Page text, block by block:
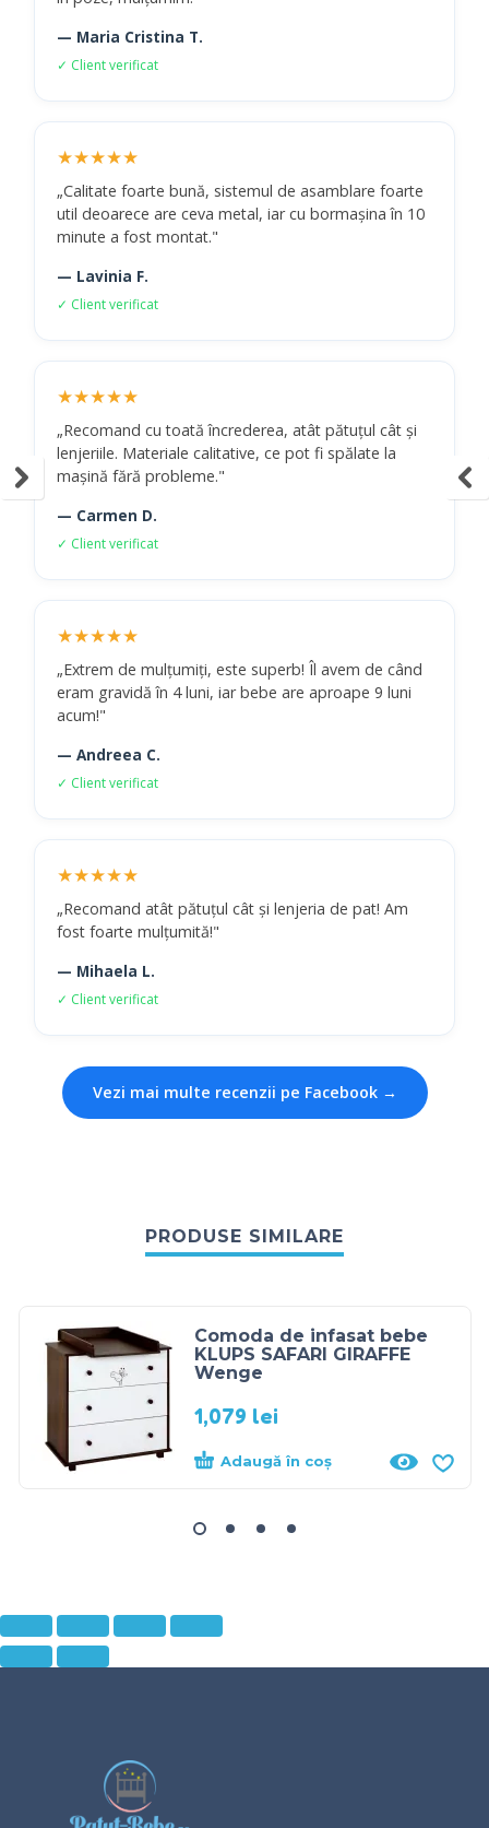
— Maria Cristina T.
✓ Client verificat
★★★★★
„Calitate foarte bună, sistemul de asamblare foarte
util deoarece are ceva metal, iar cu bormașina în 10
minute a fost montat."
— Lavinia F.
✓ Client verificat
★★★★★
„Recomand cu toată încrederea, atât pătuțul cât și
lenjeriile. Materiale calitative, ce pot fi spălate la
mașină fără probleme."
— Carmen D.
✓ Client verificat
★★★★★
„Extrem de mulțumiți, este superb! Îl avem de când
eram gravidă în 4 luni, iar bebe are aproape 9 luni
acum!"
— Andreea C.
✓ Client verificat
★★★★★
„Recomand atât pătuțul cât și lenjeria de pat! Am
fost foarte mulțumită!"
— Mihaela L.
✓ Client verificat
Vezi mai multe recenzii pe Facebook →
PRODUSE SIMILARE
Comoda de infasat bebe
KLUPS SAFARI GIRAFFE
Wenge
1,079 lei
Adaugă în coș